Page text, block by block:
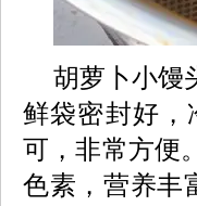
胡萝卜小馒
鲜袋密封好，
可，非常方便
色素，营养丰